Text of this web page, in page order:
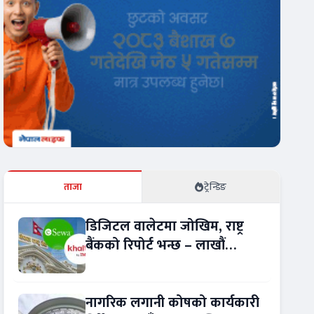
ताजा ट्रेन्डिङ
डिजिटल वालेटमा जोखिम, राष्ट्र
बैंकको रिपोर्ट भन्छ – लाखौं
नागरिक लगानी कोषको कार्यकारी